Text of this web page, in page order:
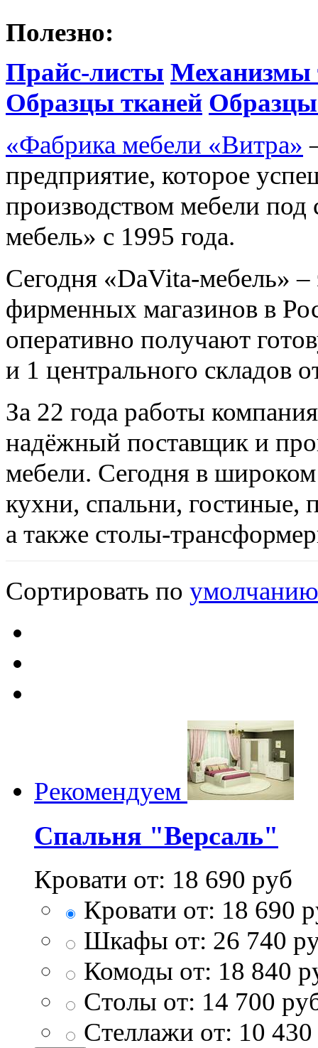
Полезно:
Прайс-листы Механизмы
Образцы тканей
«Фабрика мебели «Витра»
предприятие, которое
производством мебели
мебель» с 1995 года.
Сегодня «DaVita-мебель»
фирменных магазинов в
оперативно получают
и 1 центрального складов
За 22 года работы
надёжный поставщик и
мебели. Сегодня в
кухни, спальни, гостиные,
а также столы-
Сортировать по умолчанию
Рекомендуем
Спальня "Версаль"
Кровати от: 18 690 руб
Кровати от: 18 690
Шкафы от: 26 740
Комоды от: 18 840
Столы от: 14 700
Стеллажи от: 10 430